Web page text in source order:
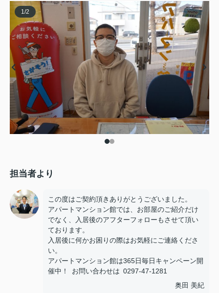
1/2
担当者より
この度はご契約頂きありがとうございました。
アパートマンション館では、お部屋のご紹介だけ
でなく、入居後のアフターフォローもさせて頂い
ております。
入居後に何かお困りの際はお気軽にご連絡くださ
い。
アパートマンション館は365日毎日キャンペーン開
催中！ お問い合わせは 0297-47-1281
奥田 美紀